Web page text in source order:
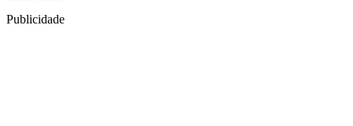
Publicidade